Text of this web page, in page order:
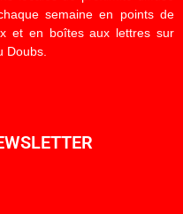
semaine en points de
et en boîtes aux lettres sur
Doubs.